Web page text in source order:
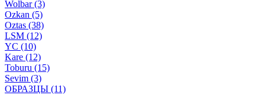
Wolbar (3)
Ozkan (5)
Oztas (38)
LSM (12)
YC (10)
Kare (12)
Toburu (15)
Sevim (3)
ОБРАЗЦЫ (11)